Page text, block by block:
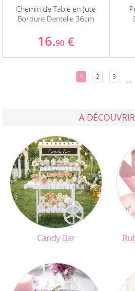
Chemin de Table en Jute
Bordure Dentelle 36cm
16.90 €
1 2 3 ...
A
CandyBar